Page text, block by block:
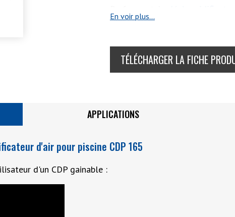
fonctionne de manière
de la condensation frigorifique.
Un afficheur LED indique les
latéralement selon vos besoins.
Voir aussi :
En voir plus...
TÉLÉCHARGER LA FICHE
APPLICATIONS
d'air pour piscine CDP 165
d'un CDP gainable :